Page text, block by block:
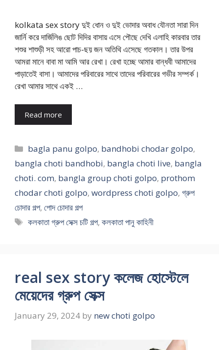
kolkata sex story দুই ধোন ও দুই ভোদার অবাধ যৌনতা সারা দিন
জার্নি করে দার্জিলিঙ ছোট দিদির বাসায় এসে পৌছে দেখি এলাহি কারবার তার
শশুর শাশুড়ী সহ আরো পাচ-ছয় জন অতিথি এসেছে গতকাল। তার উপর
আমরা মানে বাবা মা আমি আর রেখা। রেখা হচ্ছে আমার বান্ধবী আমাদের
পাড়াতেই বাসা। আমাদের পরিবারের সাথে তাদের পরিবারের গভীর সম্পর্ক।
রেখা আমার সাথে একই …
Read more
Categories
bagla panu golpo, bandhobi chodar golpo,
bangla choti bandhobi, bangla choti live, bangla
choti. com, bangla group choti golpo, prothom
chodar choti golpo, wordpress choti golpo, গ্রুপ
চোদার গল্প, পোদ চোদার গল্প
Tags
কলকাতা গ্রুপ সেক্স চটি গল্প,কলকাতা পানু কাহিনী
real sex story কলেজ হোস্টেলে
মেয়েদের গ্রুপ সেক্স
January 29, 2024 by new choti golpo